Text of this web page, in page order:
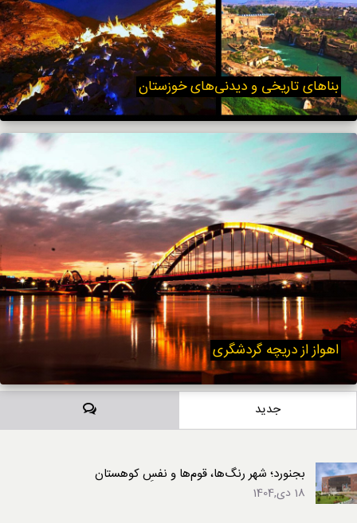
بناهای تاریخی و دیدنی‌های خوزستان
اهواز از دریچه گردشگری
جدید دیدگاه‌ها
بجنورد؛ شهر رنگ‌ها، قوم‌ها و نفسِ کوهستان
18 دی,1404